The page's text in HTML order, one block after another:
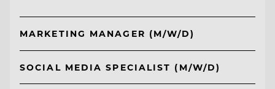
MARKETING MANAGER (M/W/D)
SOCIAL MEDIA SPECIALIST (M/W/D)